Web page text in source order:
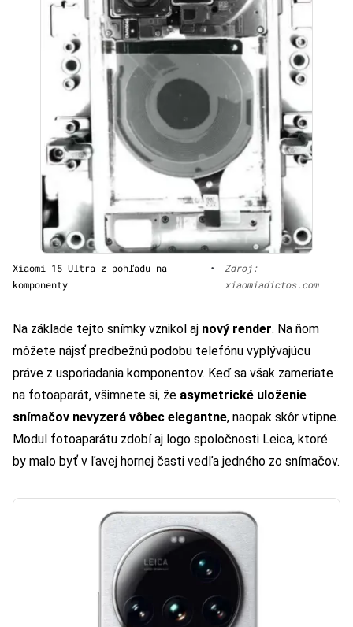
Xiaomi 15 Ultra z pohľadu na
komponenty
•
Zdroj:
xiaomiadictos.com
Na základe tejto snímky vznikol aj nový render. Na ňom
môžete nájsť predbežnú podobu telefónu vyplývajúcu
práve z usporiadania komponentov. Keď sa však zameriate
na fotoaparát, všimnete si, že asymetrické uloženie
snímačov nevyzerá vôbec elegantne, naopak skôr vtipne.
Modul fotoaparátu zdobí aj logo spoločnosti Leica, ktoré
by malo byť v ľavej hornej časti vedľa jedného zo snímačov.